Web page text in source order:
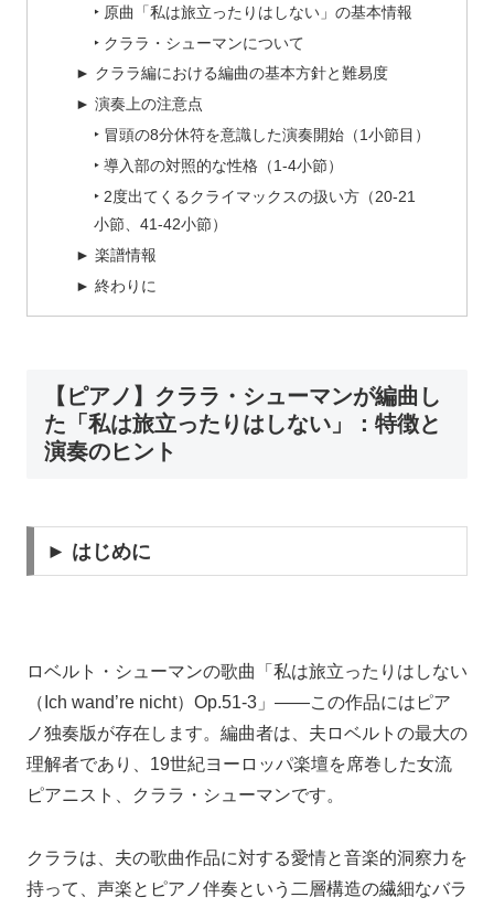
‣ 原曲「私は旅立ったりはしない」の基本情報
‣ クララ・シューマンについて
► クララ編における編曲の基本方針と難易度
► 演奏上の注意点
‣ 冒頭の8分休符を意識した演奏開始（1小節目）
‣ 導入部の対照的な性格（1-4小節）
‣ 2度出てくるクライマックスの扱い方（20-21
小節、41-42小節）
► 楽譜情報
► 終わりに
【ピアノ】クララ・シューマンが編曲し
た「私は旅立ったりはしない」：特徴と
演奏のヒント
► はじめに
ロベルト・シューマンの歌曲「私は旅立ったりはしない
（Ich wand’re nicht）Op.51-3」——この作品にはピア
ノ独奏版が存在します。編曲者は、夫ロベルトの最大の
理解者であり、19世紀ヨーロッパ楽壇を席巻した女流
ピアニスト、クララ・シューマンです。
クララは、夫の歌曲作品に対する愛情と音楽的洞察力を
持って、声楽とピアノ伴奏という二層構造の繊細なバラ